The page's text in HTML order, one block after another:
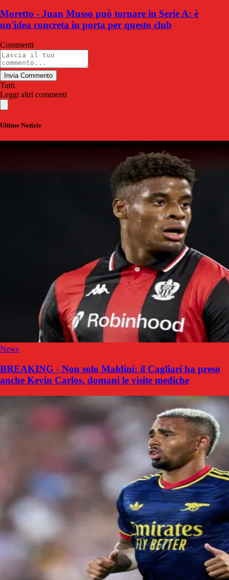
Moretto - Juan Musso può tornare in Serie A: è
un'idea concreta in porta per questo club
Commenti
Invia Commento
Tutti
Leggi altri commenti
Ultime Notizie
News
BREAKING - Non solo Maldini: il Cagliari ha preso
anche Kevin Carlos, domani le visite mediche